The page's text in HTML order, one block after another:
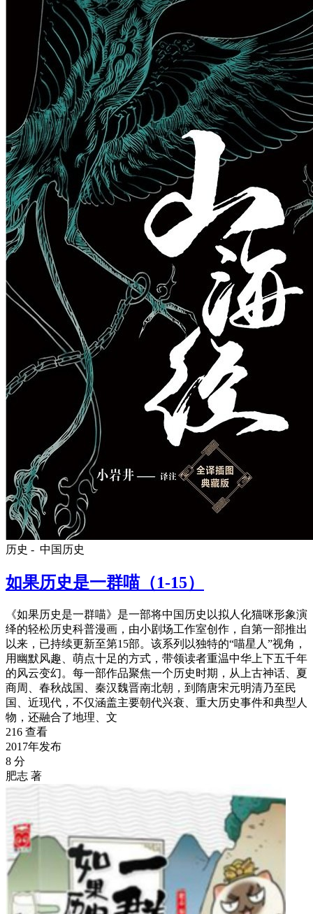
历史 - 中国历史
如果历史是一群喵（1-15）
《如果历史是一群喵》是一部将中国历史以拟人化猫咪形象演
绎的轻松历史科普漫画，由小剧场工作室创作，自第一部推出
以来，已持续更新至第15部。该系列以独特的“喵星人”视角，
用幽默风趣、萌点十足的方式，带领读者重温中华上下五千年
的风云变幻。每一部作品聚焦一个历史时期，从上古神话、夏
商周、春秋战国、秦汉魏晋南北朝，到隋唐宋元明清乃至民
国、近现代，不仅涵盖主要朝代兴衰、重大历史事件和典型人
物，还融合了地理、文
216 查看
2017年发布
8 分
肥志 著